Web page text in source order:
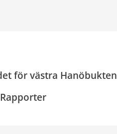
för västra Hanöbukten